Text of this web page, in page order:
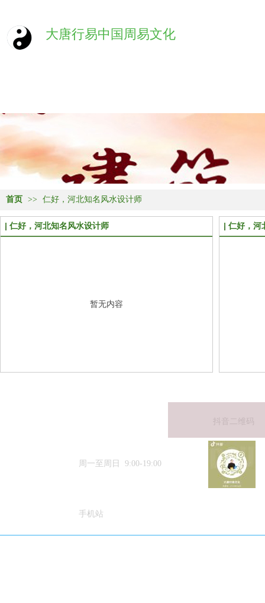
大唐行易中国周易文化
首页 >> 仁好，河北知名风水设计师
仁好，河北知名风水设计师
暂无内容
仁好，河
周一至周日 9:00-19:00
抖音二维码
手机站